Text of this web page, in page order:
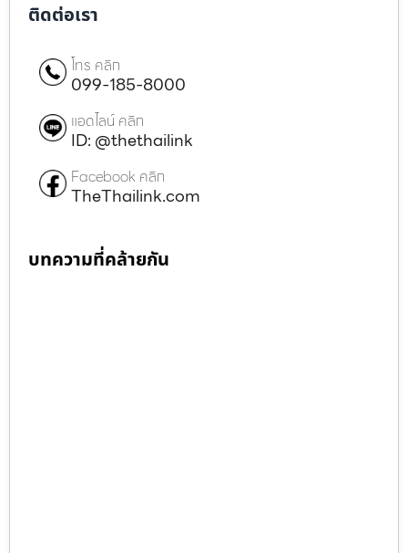
ติดต่อเรา
โทร คลิก
099-185-8000
แอดไลน์ คลิก
ID: @thethailink
Facebook คลิก
TheThailink.com
บทความที่คล้ายกัน